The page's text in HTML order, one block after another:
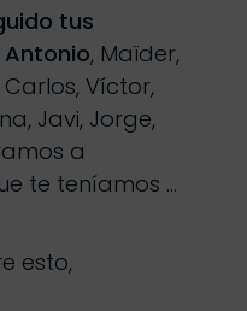
tus
, Maïder,
Carlos, Víctor,
Javi, Jorge,
a
te teníamos …
esto,